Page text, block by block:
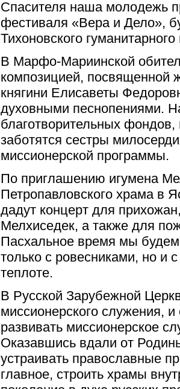
Спасителя наша молодежь
фестиваля «Вера и Дело»,
Тихоновского
В Марфо-Мариинской
композицией, посвященной
княгини Елисаветы
духовными песнопениями.
благотворительных
заботятся сестры
миссионерской программы.
По приглашению игумена
Петропавловского храма в
дадут концерт для
Мелхиседек, а также для
Пасхальное время мы
только с ровесниками, но и
теплоте.
В Русской Зарубежной
миссионерского служения,
развивать миссионерское
Оказавшись вдали от
устраивать православные
главное, строить храмы